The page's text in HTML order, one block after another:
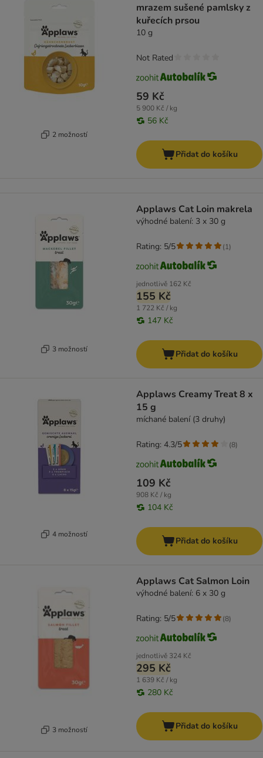
2 možností
mrazem sušené pamlsky z
kuřecích prsou
10 g
59 Kč
5 900 Kč / kg
56 Kč
Not Rated
Přidat do košíku
3 možností
Applaws Cat Loin makrela
výhodné balení: 3 x 30 g
jednotlivě 162 Kč
155 Kč
1 722 Kč / kg
147 Kč
Rating: 5/5 (1)
Přidat do košíku
4 možností
Applaws Creamy Treat 8 x
15 g
míchané balení (3 druhy)
109 Kč
908 Kč / kg
104 Kč
Rating: 4.3/5 (8)
Přidat do košíku
3 možností
Applaws Cat Salmon Loin
výhodné balení: 6 x 30 g
jednotlivě 324 Kč
295 Kč
1 639 Kč / kg
280 Kč
Rating: 5/5 (8)
Přidat do košíku